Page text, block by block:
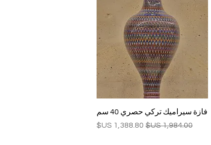
العرض السريع
فازة سيراميك تركي حصري 40 سم
سعر عادي
سعر البيع